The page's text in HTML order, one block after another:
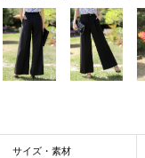
サイズ・素材